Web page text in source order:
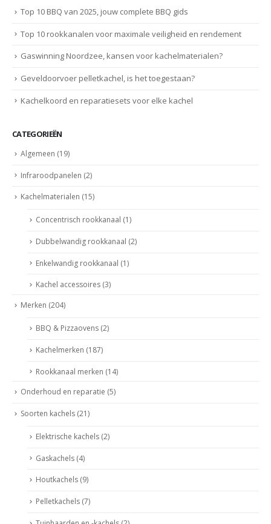
Top 10 BBQ van 2025, jouw complete BBQ gids
Top 10 rookkanalen voor maximale veiligheid en rendement
Gaswinning Noordzee, kansen voor kachelmaterialen?
Geveldoorvoer pelletkachel, is het toegestaan?
Kachelkoord en reparatiesets voor elke kachel
CATEGORIEËN
Algemeen (19)
Infraroodpanelen (2)
Kachelmaterialen (15)
Concentrisch rookkanaal (1)
Dubbelwandig rookkanaal (2)
Enkelwandig rookkanaal (1)
Kachel accessoires (3)
Merken (204)
BBQ & Pizzaovens (2)
Kachelmerken (187)
Rookkanaal merken (14)
Onderhoud en reparatie (5)
Soorten kachels (21)
Elektrische kachels (2)
Gaskachels (4)
Houtkachels (9)
Pelletkachels (7)